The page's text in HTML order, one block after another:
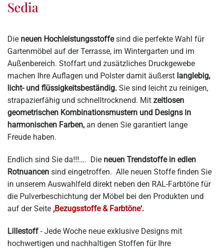
Sedia
Die neuen Hochleistungsstoffesind die perfekte Wahl für
Gartenmöbel auf der Terrasse, im Wintergarten und im
Außenbereich. Stoffart und zusätzliches Druckgewebe
machen Ihre Auflagen und Polster damit äußerst langlebig,
licht- und flüssigkeitsbeständig. Sie sind leicht zu reinigen,
strapazierfähig und schnelltrocknend. Mit zeitlosen
geometrischen Kombinationsmustern und Designs in
harmonischen Farben, an denen Sie garantiert lange
Freude haben.
Endlich sind Sie da!!!…. Die neuen Trendstoffe in edlen
Rotnuancen sind eingetroffen. Alle neuen Stoffe finden Sie
in unserem Auswahlfeld direkt neben den RAL-Farbtöne für
die Pulverbeschichtung der Möbel bei den Produkten und
auf der Seite ‚Bezugsstoffe & Farbtöne‘.
Lillestoff- Jede Woche neue exklusive Designs mit
hochwertigen und nachhaltigen Stoffen für Ihre